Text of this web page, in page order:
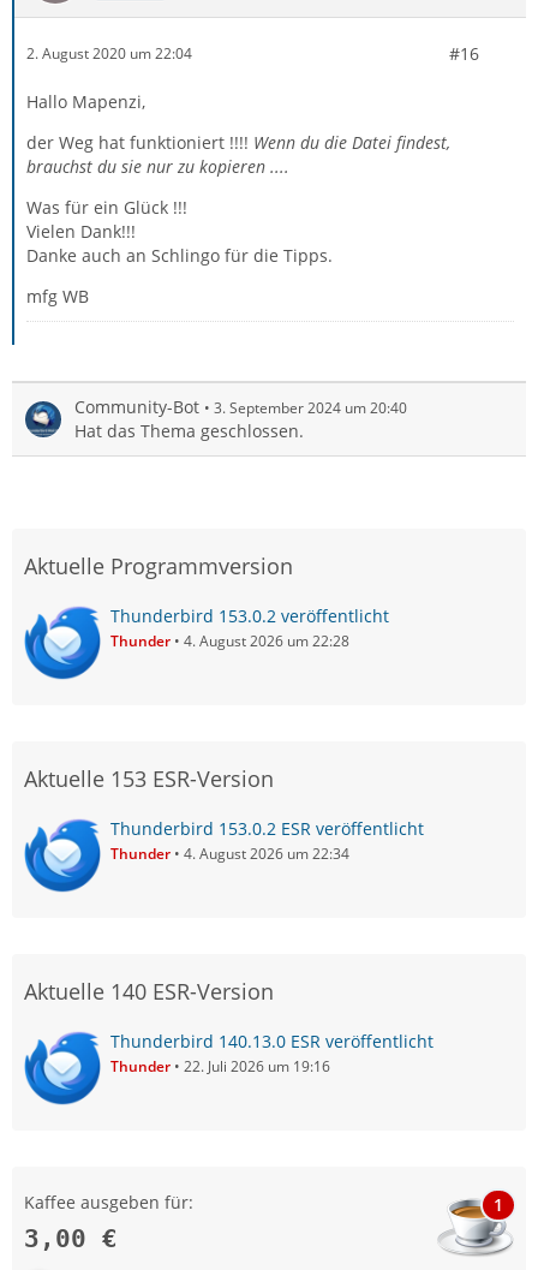
2. August 2020 um 22:04 #16
Hallo Mapenzi,
der Weg hat funktioniert !!!! Wenn du die Datei findest,
brauchst du sie nur zu kopieren ....
Was für ein Glück !!!
Vielen Dank!!!
Danke auch an Schlingo für die Tipps.
mfg WB
Community-Bot 3. September 2024 um 20:40
Hat das Thema geschlossen.
Aktuelle Programmversion
Thunderbird 153.0.2 veröffentlicht
Thunder 4. August 2026 um 22:28
Aktuelle 153 ESR-Version
Thunderbird 153.0.2 ESR veröffentlicht
Thunder 4. August 2026 um 22:34
Aktuelle 140 ESR-Version
Thunderbird 140.13.0 ESR veröffentlicht
Thunder 22. Juli 2026 um 19:16
Kaffee ausgeben für:
3,00 €
1